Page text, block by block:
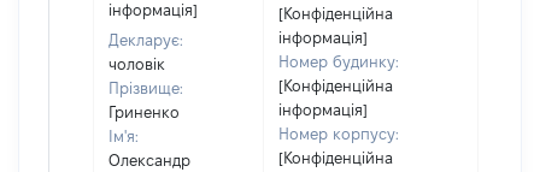
інформація]
Декларує:
чоловік
Прізвище:
Гриненко
Ім'я:
Олександр
[Конфіденційна
інформація]
Номер будинку:
[Конфіденційна
інформація]
Номер корпусу:
[Конфіденційна